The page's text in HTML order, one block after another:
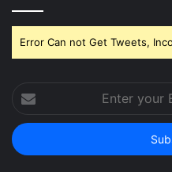
Error Can not Get Tweets,
Enter
your
Email
address